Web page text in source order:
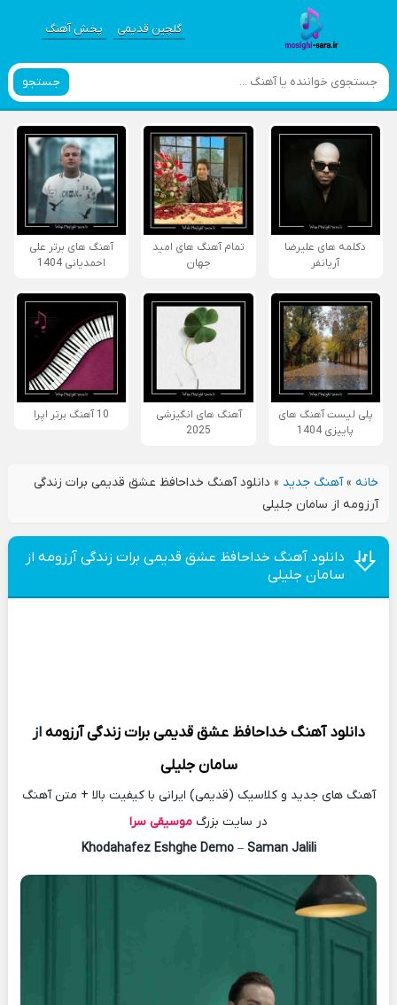
گلچین قدیمی پخش آهنگ
جستجو
دکلمه های علیرضا
آریانفر
تمام آهنگ های امید
جهان
آهنگ های برتر علی
احمدیانی 1404
پلی لیست آهنگ های
پاییزی 1404
آهنگ های انگیزشی
2025
10 آهنگ برتر اپرا
خانه»آهنگ جدید » دانلود آهنگ خداحافظ عشق قدیمی برات زندگی
آرزومه از سامان جلیلی
دانلود آهنگ خداحافظ عشق قدیمی برات زندگی آرزومه از
سامان جلیلی
دانلود آهنگ خداحافظ عشق قدیمی برات زندگی آرزومه از
سامان جلیلی
آهنگ های جدید و کلاسیک (قدیمی) ایرانی با کیفیت بالا + متن آهنگ
در سایت بزرگ موسیقی سرا
Khodahafez Eshghe Demo– Saman Jalili